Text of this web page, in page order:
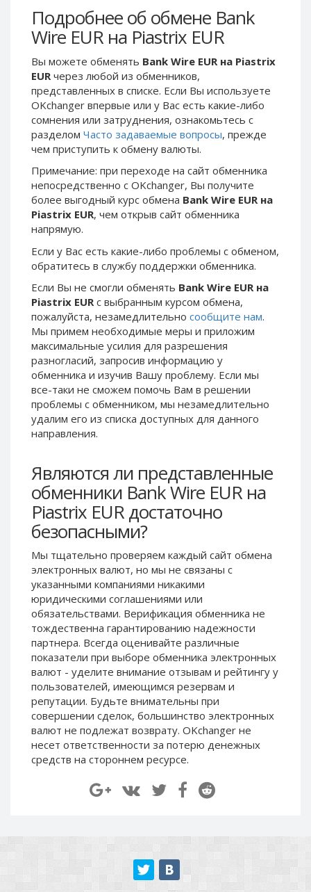
Подробнее об обмене Bank
Wire EUR на Piastrix EUR
Вы можете обменять Bank Wire EUR на Piastrix
EUR через любой из обменников,
представленных в списке. Если Вы используете
OKchanger впервые или у Вас есть какие-либо
сомнения или затруднения, ознакомьтесь с
разделом Часто задаваемые вопросы, прежде
чем приступить к обмену валюты.
Примечание: при переходе на сайт обменника
непосредственно c OKchanger, Вы получите
более выгодный курс обмена Bank Wire EUR на
Piastrix EUR, чем открыв сайт обменника
напрямую.
Если у Вас есть какие-либо проблемы с обменом,
обратитесь в службу поддержки обменника.
Если Вы не смогли обменять Bank Wire EUR на
Piastrix EURс выбранным курсом обмена,
пожалуйста, незамедлительно сообщите нам.
Мы примем необходимые меры и приложим
максимальные усилия для разрешения
разногласий, запросив информацию у
обменника и изучив Вашу проблему. Если мы
все-таки не сможем помочь Вам в решении
проблемы c обменником, мы незамедлительно
удалим его из списка доступных для данного
направления.
Являются ли представленные
обменники Bank Wire EUR на
Piastrix EUR достаточно
безопасными?
Мы тщательно проверяем каждый сайт обмена
электронных валют, но мы не связаны c
указанными компаниями никакими
юридическими соглашениями или
обязательствами. Верификация обменника не
тождественна гарантированию надежности
партнера. Всегда оценивайте различные
показатели при выборе обменника электронных
валют - уделите внимание отзывам и рейтингу у
пользователей, имеющимся резервам и
репутации. Будьте внимательны при
совершении сделок, большинство электронных
валют не подлежат возврату. OKchanger не
несет ответственности за потерю денежных
средств на стороннем ресурсе.
Skril USD
Skril EUR
Skril INR
Skril PLN
Skril GBP
Skril AUD
Skril NOK
Paxum USD
Paxum EUR
Epay USD
Phone Balance RUB
Phone Balance UAH
Phone Balance AMD
Neteller USD
Neteller EUR
Neteller INR
Neteller PLN
Neteller GBP
Neteller NOK
PaySera USD
PaySera EUR
PaySera PLN
AliPay CNY
UnionPay CNY
Paymer USD
Paymer RUB
Paymer UAH
Capitalist USD
Capitalist RUB
Capitalist EUR
Payoneer USD
Payoneer EUR
Revolut Binance USD
(BUSD)
Revolut USD
Piastrix EUR
Skril USD
Skril EUR
Skril INR
Skril GBP
Skril AUD
Skril NOK
Paxum USD
Paxum EUR
Epay USD
Phone Balance RUB
Phone Balance UAH
Phone Balance AMD
Neteller USD
Neteller EUR
Neteller INR
Neteller PLN
Neteller GBP
Neteller NOK
PaySera USD
PaySera EUR
PaySera PLN
UnionPay CNY
Paymer USD
Paymer RUB
Paymer UAH
Capitalist USD
Capitalist RUB
Capitalist EUR
Payoneer USD
Payoneer EUR
Revolut Binance USD
(BUSD)
Revolut EUR
Piastrix RUB